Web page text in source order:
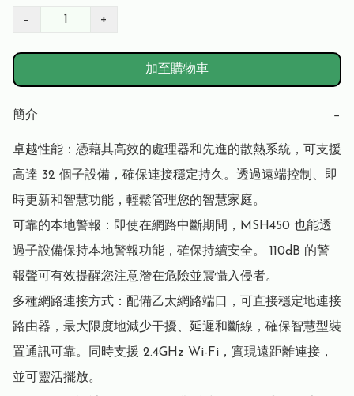
− +
加至購物車
簡介 −
卓越性能：憑藉其高效的處理器和先進的散熱系統，可支援
高達 32 個子設備，確保連接穩定持久。透過遠端控制、即
時更新和智慧功能，輕鬆管理您的智慧家庭。
可靠的本地警報：即使在網路中斷期間，MSH450 也能透
過子設備保持本地警報功能，確保持續安全。 110dB 的警
報聲可有效提醒您注意潛在危險並震懾入侵者。
多種網路連接方式：配備乙太網路端口，可直接穩定地連接
路由器，最大限度地減少干擾、延遲和斷線，確保智慧型裝
置通訊可靠。同時支援 2.4GHz Wi-Fi，實現遠距離連接，
並可靈活擺放。